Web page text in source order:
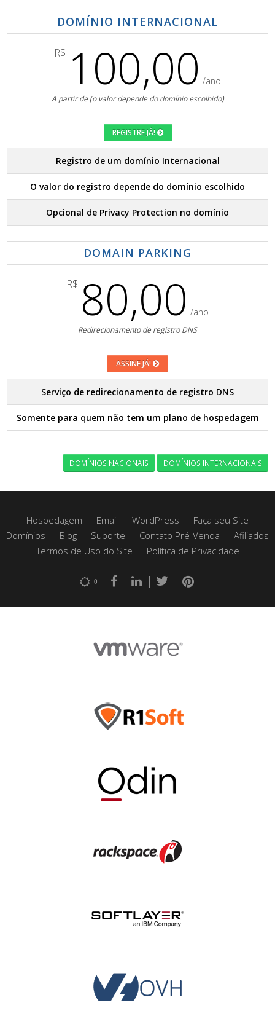
DOMÍNIO INTERNACIONAL
R$ 100,00 /ano
A partir de (o valor depende do domínio escolhido)
REGISTRE JÁ!
Registro de um domínio Internacional
O valor do registro depende do domínio escolhido
Opcional de Privacy Protection no domínio
DOMAIN PARKING
R$ 80,00 /ano
Redirecionamento de registro DNS
ASSINE JÁ!
Serviço de redirecionamento de registro DNS
Somente para quem não tem um plano de hospedagem
DOMÍNIOS NACIONAIS DOMÍNIOS INTERNACIONAIS
Hospedagem Email WordPress
Faça seu Site
Domínios
Blog Suporte Contato Pré-Venda
Afiliados
Termos de Uso do Site
Política de Privacidade
0